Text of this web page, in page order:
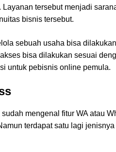
tersebut menjadi
bisnis tersebut.
sebuah usaha bisa
bisa dilakukan sesuai
untuk pebisnis online pemula.
mengenal fitur WA atau
terdapat satu lagi